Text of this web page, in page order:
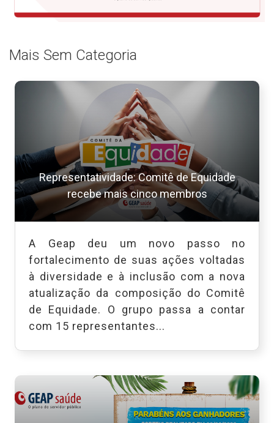
Mais Sem Categoria
Representatividade: Comitê de Equidade
recebe mais cinco membros
A Geap deu um novo passo no
fortalecimento de suas ações voltadas
à diversidade e à inclusão com a nova
atualização da composição do Comitê
de Equidade. O grupo passa a contar
com 15 representantes...